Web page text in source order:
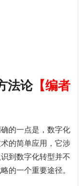
法论【编者
的一点是，数字化
的简单应用，它涉
到数字化转型并不
的一个重要途径。